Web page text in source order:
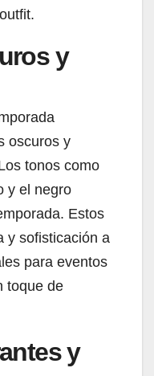
y
oscuros y
tonos como
y el negro
Estos
y sofisticación a
para eventos
toque de
y